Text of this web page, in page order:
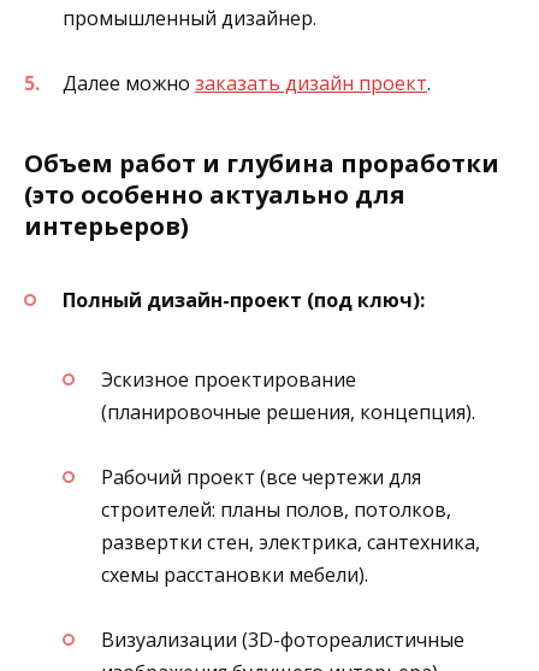
промышленный дизайнер.
Далее можно заказать дизайн проект.
Объем работ и глубина проработки
(это особенно актуально для
интерьеров)
Полный дизайн-проект (под ключ):
Эскизное проектирование
(планировочные решения, концепция).
Рабочий проект (все чертежи для
строителей: планы полов, потолков,
развертки стен, электрика, сантехника,
схемы расстановки мебели).
Визуализации (3D-фотореалистичные